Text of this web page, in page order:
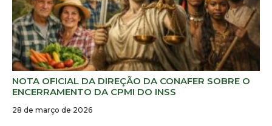
NOTA OFICIAL DA DIREÇÃO DA CONAFER SOBRE O
ENCERRAMENTO DA CPMI DO INSS
28 de março de 2026